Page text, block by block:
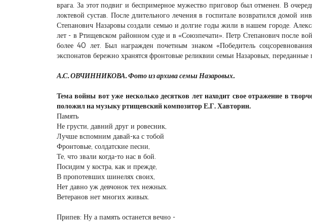
врага. За этот подвиг и беспримерное мужество приговор был отменен. В
локтевой сустав. После длительного лечения в госпитале возвратился домой
Степанович Назаровы создали семью и долгие годы жили в нашем городе.
лет - в Ртищевском районном суде и в «Союзпечати». Петр Степанович после
более 40 лет. Был награжден почетным знаком «Победитель
экспонатов бережно хранятся фронтовые реликвии семьи Назаровых,
А.С. ОВЧИННИКОВА. Фото из архива семьи Назаровых.
Тема войны вот уже несколько десятков лет находит свое отражение в
положил на музыку ртищевский композитор Е.Г. Хавторин.
Память
Не грусти, давний друг и ровесник,
Лучше вспомним давай-ка с тобой
Фронтовые, солдатские песни,
Те, что звали когда-то нас в бой.
Посидим у костра, как и прежде,
В пропотевших шинелях своих,
Нет давно уж девчонок тех нежных.
Ветеранов нет многих живых.
Припев: Ну а память останется вечно -